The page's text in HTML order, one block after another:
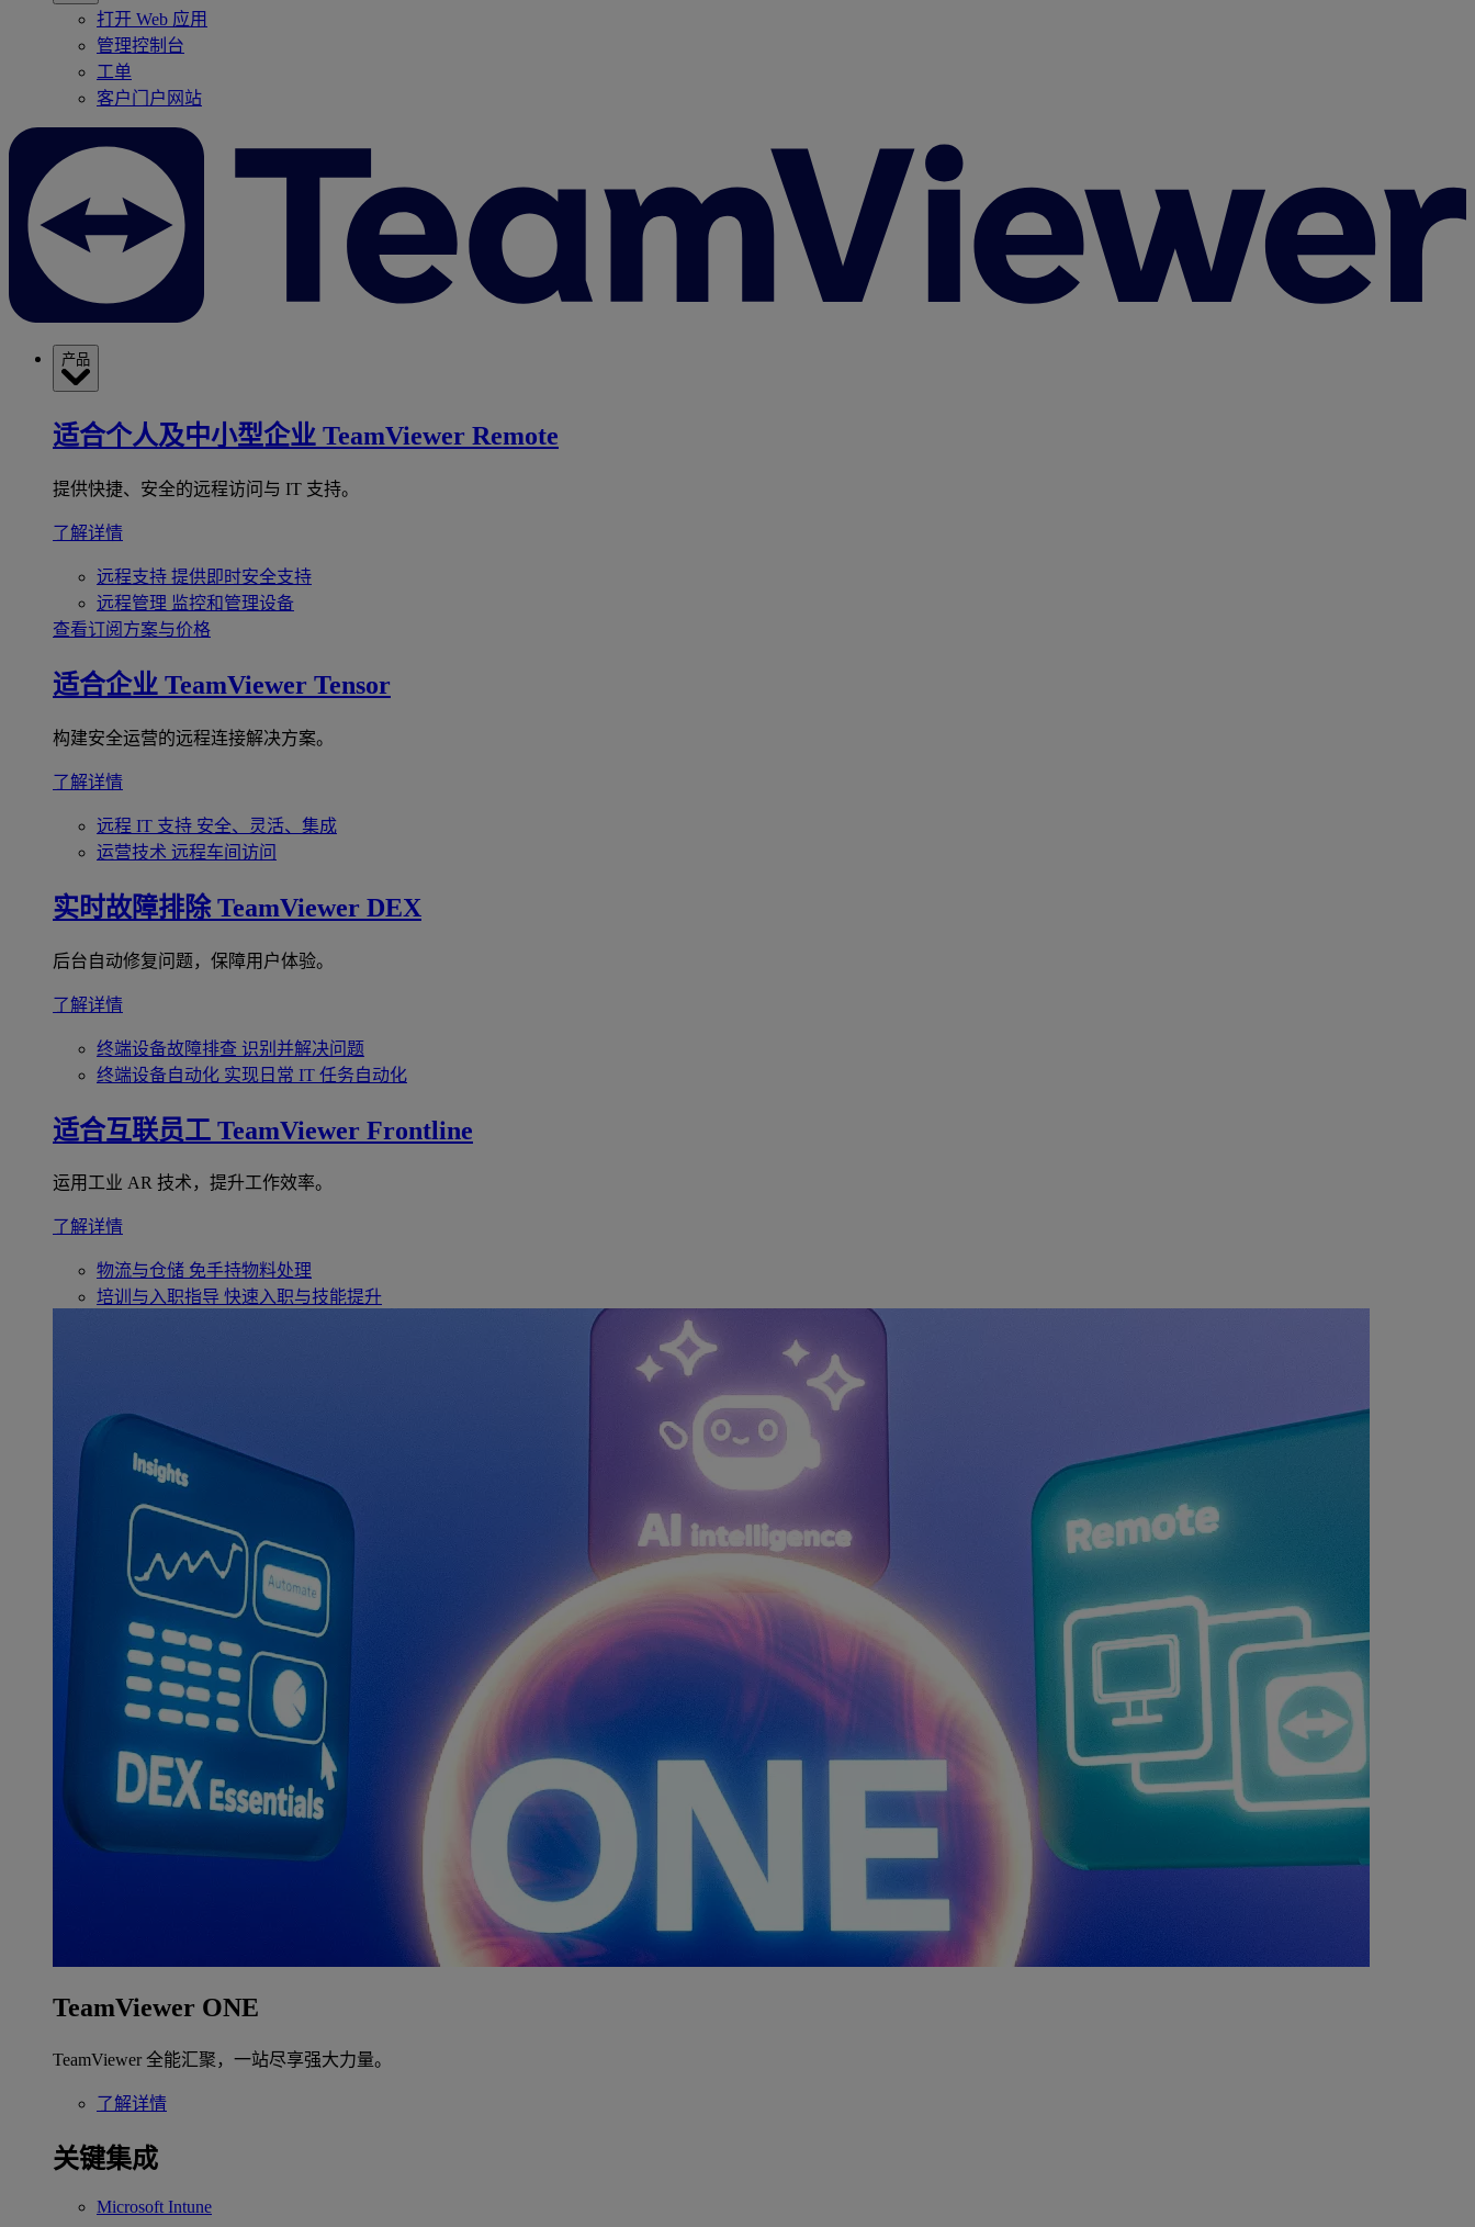
打开 Web 应用
管理控制台
工单
客户门户网站
产品
适合个人及中小型企业 TeamViewer Remote
提供快捷、安全的远程访问与 IT 支持。
了解详情
远程支持 提供即时安全支持
远程管理 监控和管理设备
查看订阅方案与价格
适合企业 TeamViewer Tensor
构建安全运营的远程连接解决方案。
了解详情
远程 IT 支持 安全、灵活、集成
运营技术 远程车间访问
实时故障排除 TeamViewer DEX
后台自动修复问题，保障用户体验。
了解详情
终端设备故障排查 识别并解决问题
终端设备自动化 实现日常 IT 任务自动化
适合互联员工 TeamViewer Frontline
运用工业 AR 技术，提升工作效率。
了解详情
物流与仓储 免手持物料处理
培训与入职指导 快速入职与技能提升
TeamViewer ONE
TeamViewer 全能汇聚，一站尽享强大力量。
了解详情
关键集成
Microsoft Intune